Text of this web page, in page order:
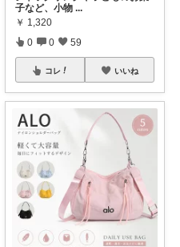
子など、小物 ...
￥ 1,320
0 0 59
コレ いいね